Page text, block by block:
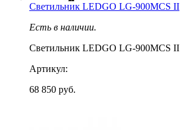
Светильник LEDGO LG-900MCS II
Есть в наличии.
Светильник LEDGO LG-900MCS II
Артикул:
68 850 руб.